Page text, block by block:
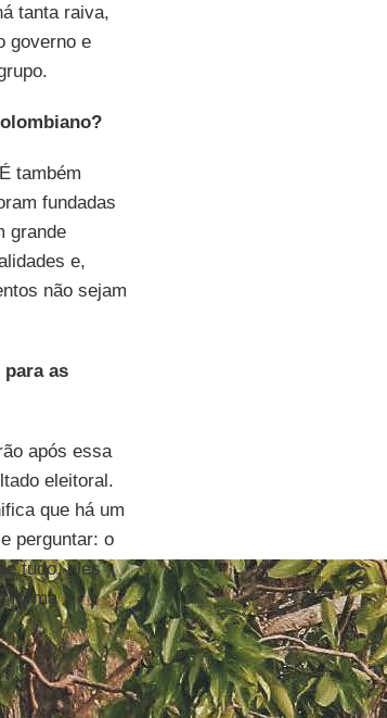
tanta raiva,
governo e
também
fundadas
grande
e,
não sejam
as
após essa
eleitoral.
que há um
perguntar: o
tudo, eles
forma